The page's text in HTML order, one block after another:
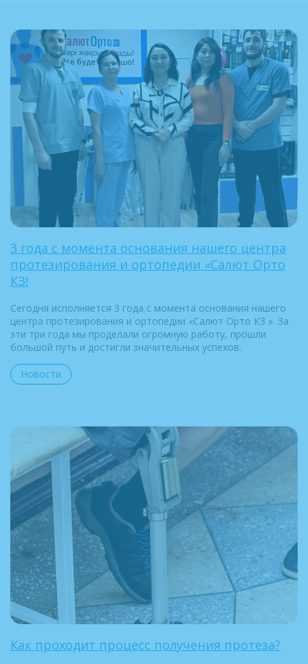
3 года с момента основания нашего центра
протезирования и ортопедии «Салют Орто
КЗ!
Сегодня исполняется 3 года с момента основания нашего
центра протезирования и ортопедии «Салют Орто КЗ ». За
эти три года мы проделали огромную работу, прошли
большой путь и достигли значительных успехов.
Новости
Как проходит процесс получения протеза?